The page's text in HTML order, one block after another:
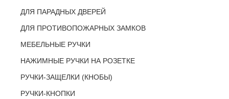
ДЛЯ ПАРАДНЫХ ДВЕРЕЙ
ДЛЯ ПРОТИВОПОЖАРНЫХ ЗАМКОВ
МЕБЕЛЬНЫЕ РУЧКИ
НАЖИМНЫЕ РУЧКИ НА РОЗЕТКЕ
РУЧКИ-ЗАЩЕЛКИ (КНОБЫ)
РУЧКИ-КНОПКИ